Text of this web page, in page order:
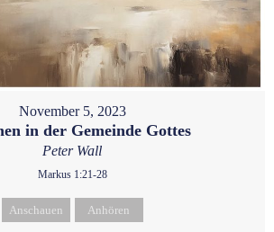
November 5, 2023
in der Gemeinde Gottes
Peter Wall
Markus 1:21-28
Anschauen Anhören